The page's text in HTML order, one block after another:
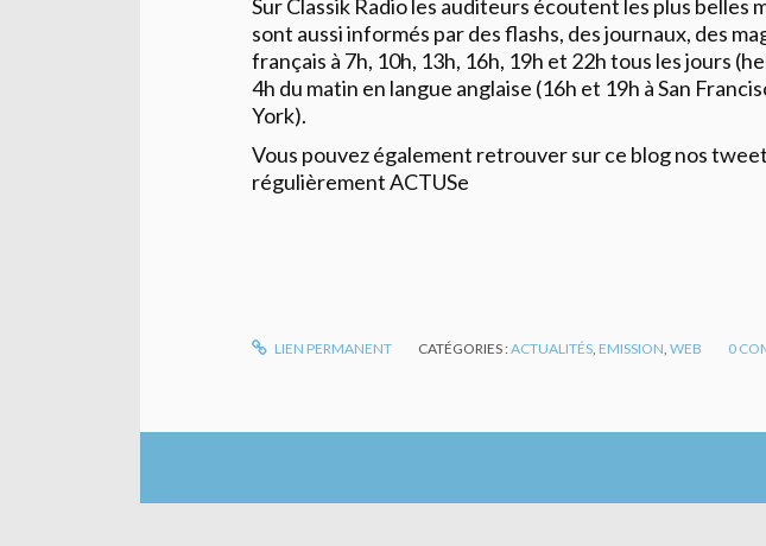
Sur Classik Radio les auditeurs écoutent les plus belles
sont aussi informés par des flashs, des journaux, des
français à 7h, 10h, 13h, 16h, 19h et 22h tous les jours
4h du matin en langue anglaise (16h et 19h à San
York).
Vous pouvez également retrouver sur ce blog nos
régulièrement ACTUSe
LIEN PERMANENT CATÉGORIES :ACTUALITÉS, EMISSION,WEB 0